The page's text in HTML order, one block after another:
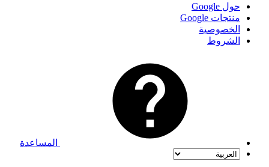
حول Google
منتجات Google
الخصوصية
الشروط
المساعدة